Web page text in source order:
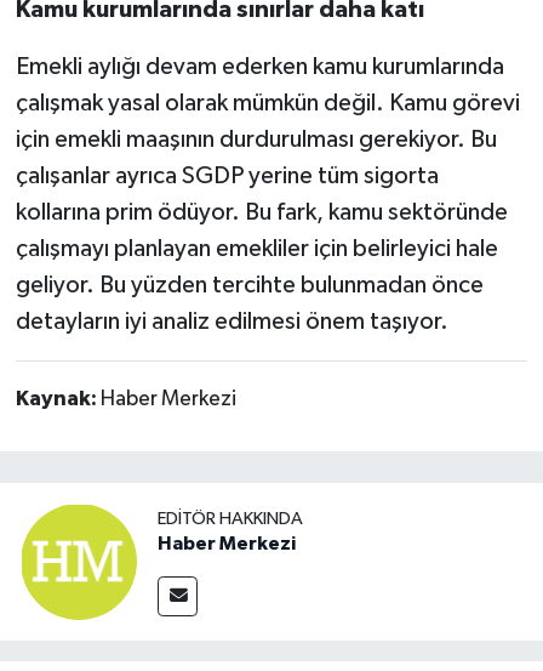
Kamu kurumlarında sınırlar daha katı
Emekli aylığı devam ederken kamu kurumlarında
çalışmak yasal olarak mümkün değil. Kamu görevi
için emekli maaşının durdurulması gerekiyor. Bu
çalışanlar ayrıca SGDP yerine tüm sigorta
kollarına prim ödüyor. Bu fark, kamu sektöründe
çalışmayı planlayan emekliler için belirleyici hale
geliyor. Bu yüzden tercihte bulunmadan önce
detayların iyi analiz edilmesi önem taşıyor.
Kaynak: Haber Merkezi
EDITÖR HAKKINDA
Haber Merkezi